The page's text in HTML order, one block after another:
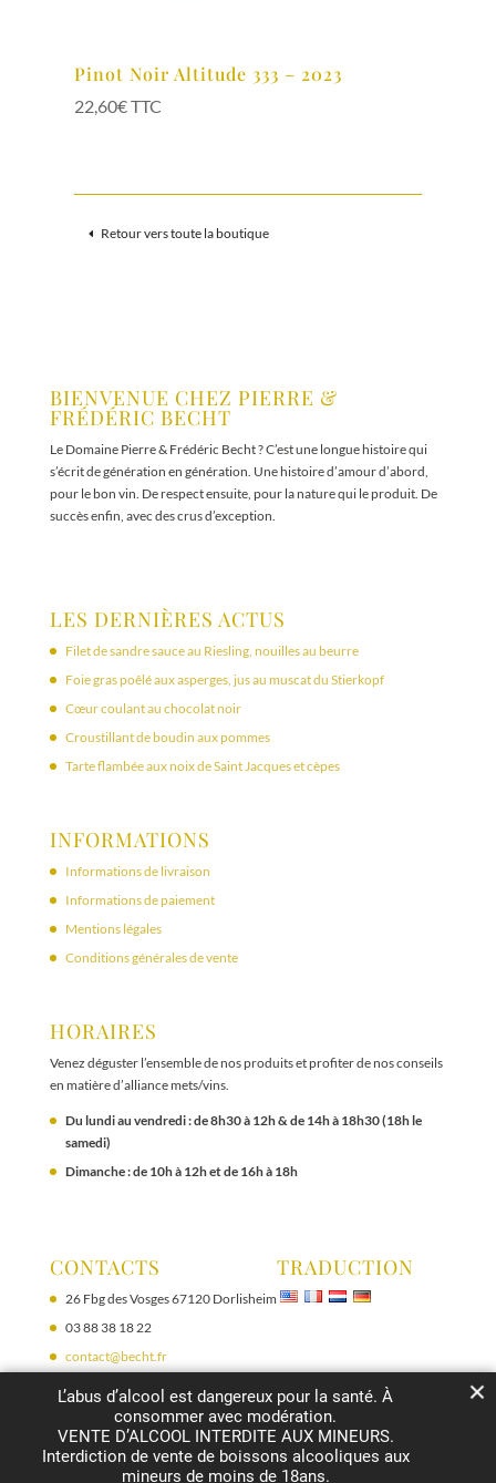
Pinot Noir Altitude 333 – 2023
22,60€TTC
Retour vers toute la boutique
BIENVENUE CHEZ PIERRE &
FRÉDÉRIC BECHT
Le Domaine Pierre & Frédéric Becht ? C’est une longue histoire qui
s’écrit de génération en génération. Une histoire d’amour d’abord,
pour le bon vin. De respect ensuite, pour la nature qui le produit. De
succès enfin, avec des crus d’exception.
LES DERNIÈRES ACTUS
Filet de sandre sauce au Riesling, nouilles au beurre
Foie gras poêlé aux asperges, jus au muscat du Stierkopf
Cœur coulant au chocolat noir
Croustillant de boudin aux pommes
Tarte flambée aux noix de Saint Jacques et cèpes
INFORMATIONS
Informations de livraison
Informations de paiement
Mentions légales
Conditions générales de vente
HORAIRES
Venez déguster l’ensemble de nos produits et profiter de nos conseils
en matière d’alliance mets/vins.
Du lundi au vendredi : de 8h30 à 12h & de 14h à 18h30 (18h le
samedi)
Dimanche : de 10h à 12h et de 16h à 18h
CONTACTS
26 Fbg des Vosges 67120 Dorlisheim
03 88 38 18 22
contact@becht.fr
TRADUCTION
L’abus d’alcool est dangereux pour la santé. À
consommer avec modération.
VENTE D’ALCOOL INTERDITE AUX MINEURS.
Interdiction de vente de boissons alcooliques aux
mineurs de moins de 18ans.